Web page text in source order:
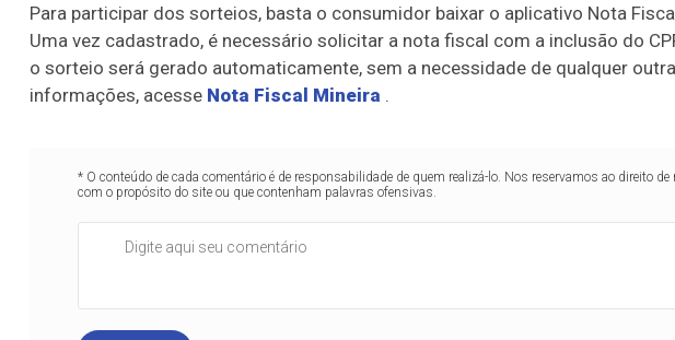
Para participar dos sorteios, basta o consumidor baixar o aplicativo Nota
Uma vez cadastrado, é necessário solicitar a nota fiscal com a inclusão do
o sorteio será gerado automaticamente, sem a necessidade de qualquer
informações, acesse Nota Fiscal Mineira .
* O conteúdo de cada comentário é de responsabilidade de quem realizá-lo. Nos reservamos ao direito
com o propósito do site ou que contenham palavras ofensivas.